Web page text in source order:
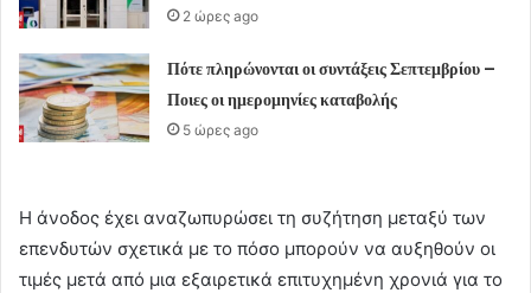
2 ώρες ago
Πότε πληρώνονται οι συντάξεις Σεπτεμβρίου –
Ποιες οι ημερομηνίες καταβολής
5 ώρες ago
Η άνοδος έχει αναζωπυρώσει τη συζήτηση μεταξύ των
επενδυτών σχετικά με το πόσο μπορούν να αυξηθούν οι
τιμές μετά από μια εξαιρετικά επιτυχημένη χρονιά για το